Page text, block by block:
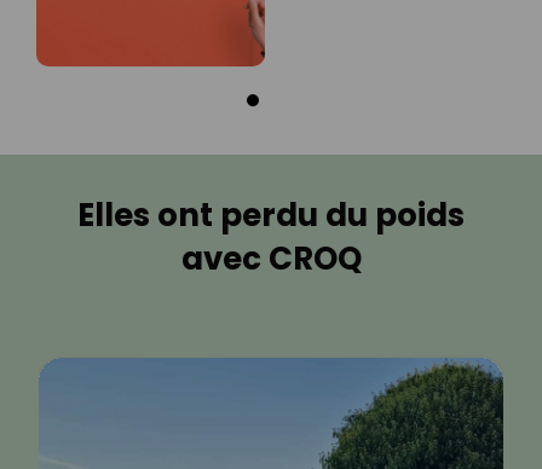
Elles ont perdu du poids
avec CROQ